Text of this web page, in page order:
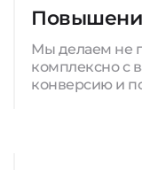
Мы делаем не
комплексно с
конверсию и